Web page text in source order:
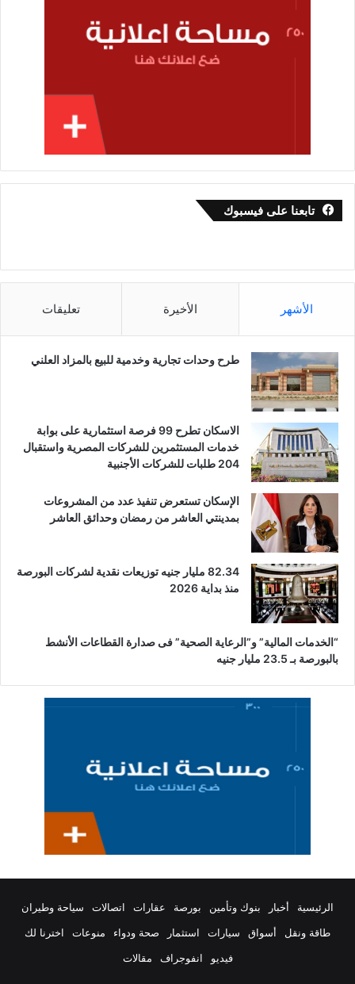
تابعنا على فيسبوك
الأشهر الأخيرة تعليقات
طرح وحدات تجارية وخدمية للبيع بالمزاد العلني
الاسكان تطرح 99 فرصة استثمارية على بوابة
خدمات المستثمرين للشركات المصرية واستقبال
204 طلبات للشركات الأجنبية
الإسكان تستعرض تنفيذ عدد من المشروعات
بمدينتي العاشر من رمضان وحدائق العاشر
82.34 مليار جنيه توزيعات نقدية لشركات البورصة
منذ بداية 2026
“الخدمات المالية” و”الرعاية الصحية” فى صدارة القطاعات الأنشط
بالبورصة بـ 23.5 مليار جنيه
الرئيسية أخبار بنوك وتأمين بورصة عقارات اتصالات
سياحة وطيران
طاقة ونقل
أسواق سيارات استثمار صحة ودواء منوعات
اخترنا لك
فيديو
انفوجراف مقالات